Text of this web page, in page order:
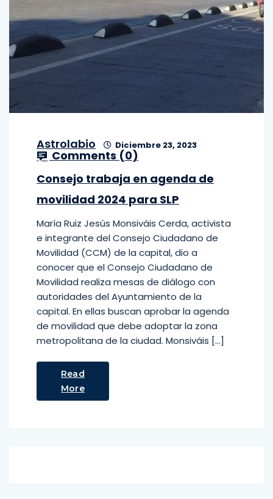
Astrolabio Diciembre 23, 2023
Comments (0)
Consejo trabaja en agenda de
movilidad 2024 para SLP
María Ruiz Jesús Monsiváis Cerda, activista
e integrante del Consejo Ciudadano de
Movilidad (CCM) de la capital, dio a
conocer que el Consejo Ciudadano de
Movilidad realiza mesas de diálogo con
autoridades del Ayuntamiento de la
capital. En ellas buscan aprobar la agenda
de movilidad que debe adoptar la zona
metropolitana de la ciudad. Monsiváis […]
Read
More